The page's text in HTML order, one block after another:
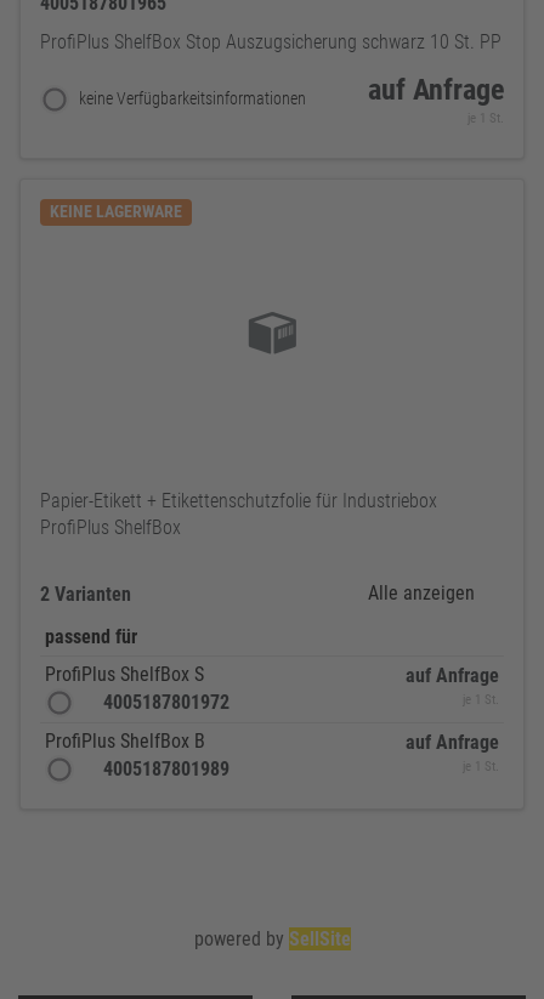
ProfiPlus ShelfBox Stop Auszugsicherung schwarz 10 St. PP
keine Verfügbarkeitsinformationen auf Anfrage
je 1 St.
KEINE LAGERWARE
Papier-Etikett + Etikettenschutzfolie für Industriebox
ProfiPlus ShelfBox
2 Varianten
Alle anzeigen
passend für
ProfiPlus ShelfBox S
4005187801972
auf Anfrage
je 1 St.
ProfiPlus ShelfBox B
4005187801989
auf Anfrage
je 1 St.
powered by SellSite